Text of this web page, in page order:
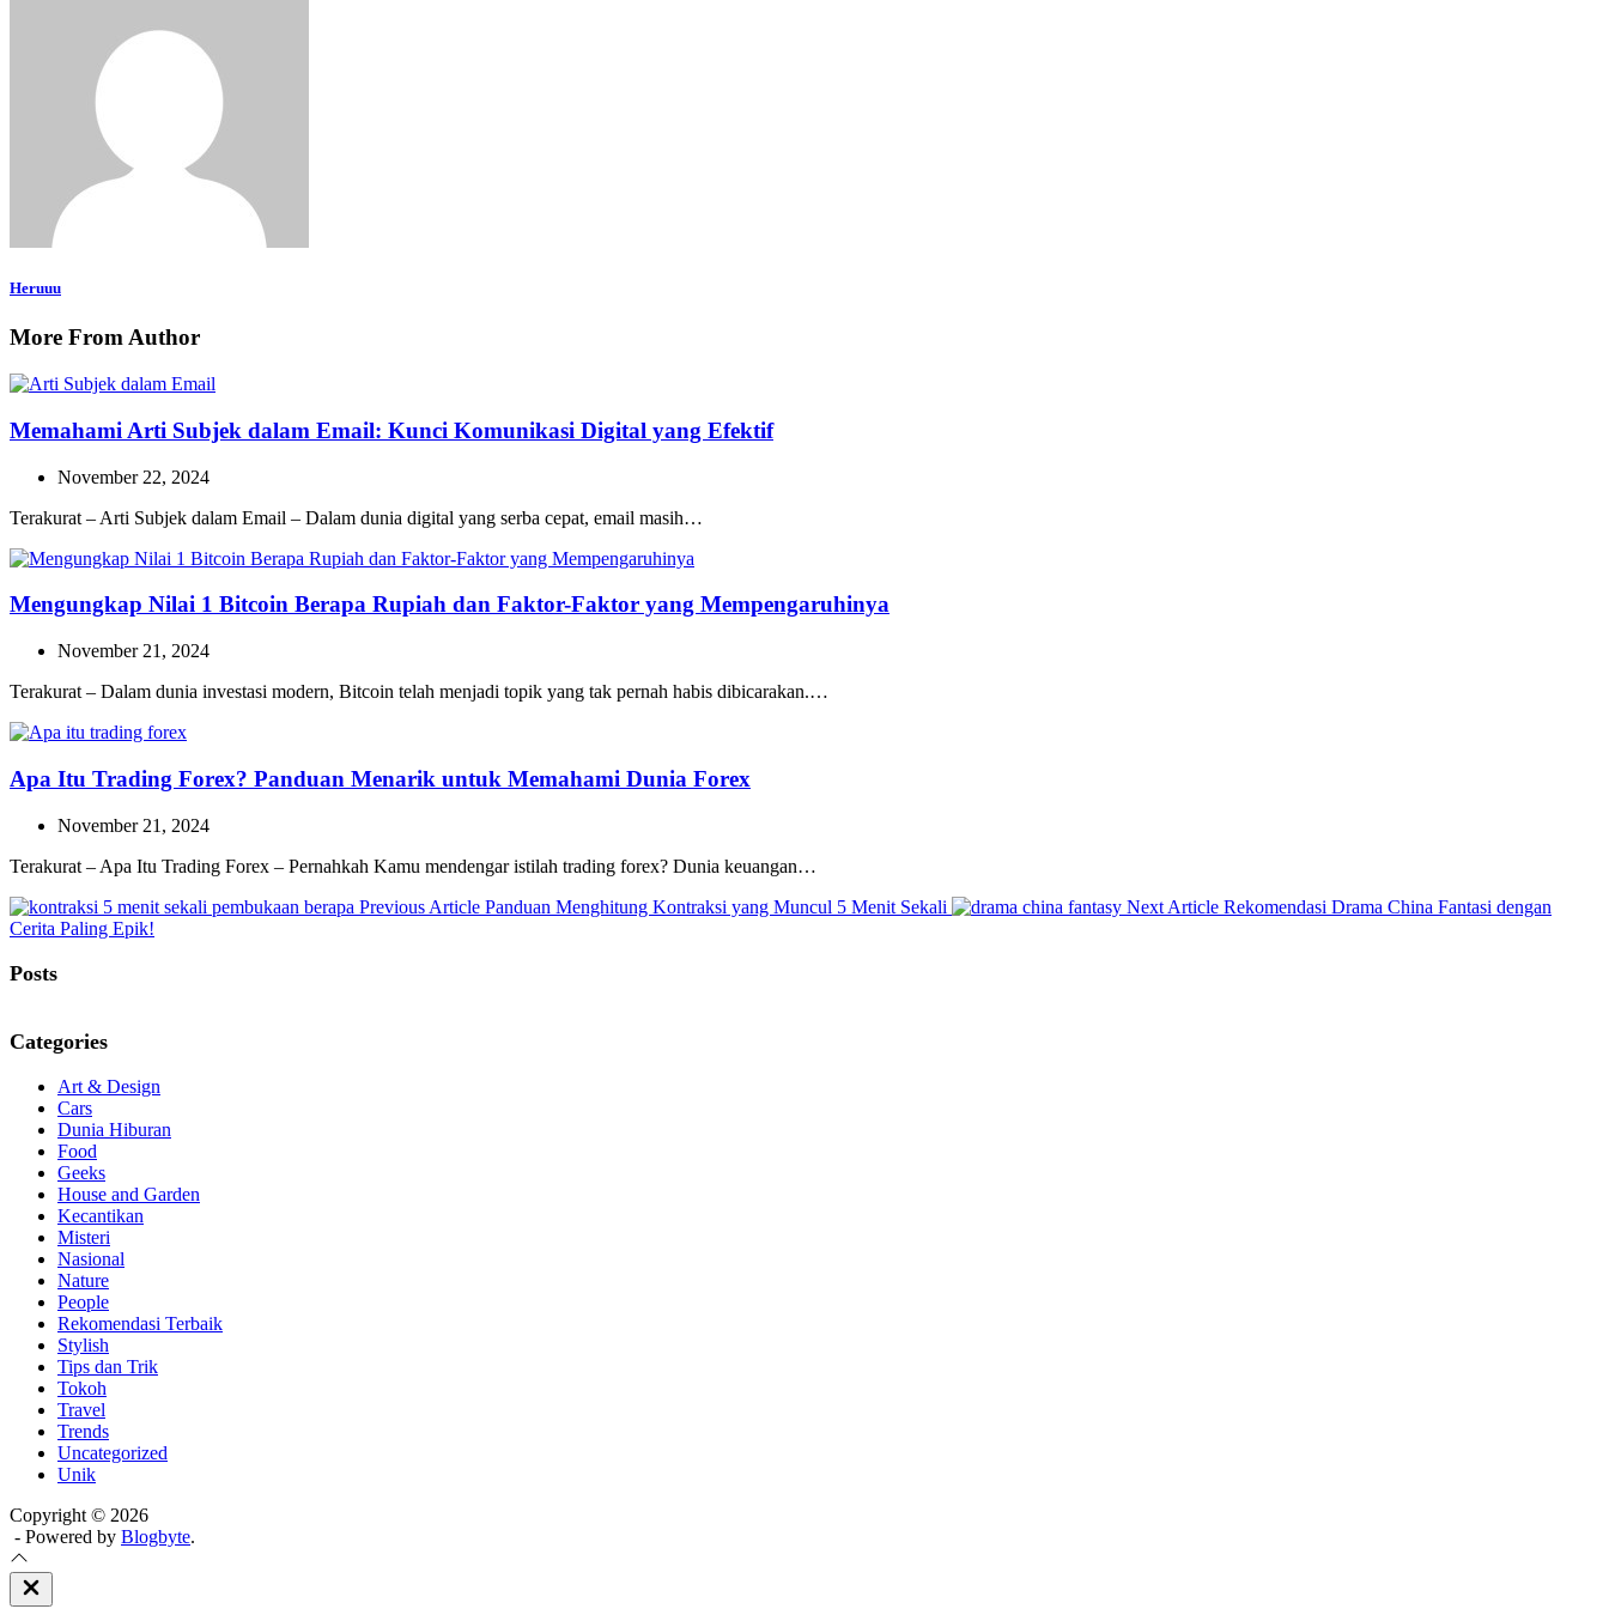
Heruuu
More From Author
Memahami Arti Subjek dalam Email: Kunci Komunikasi Digital yang Efektif
November 22, 2024
Terakurat – Arti Subjek dalam Email – Dalam dunia digital yang serba cepat, email masih…
Mengungkap Nilai 1 Bitcoin Berapa Rupiah dan Faktor-Faktor yang Mempengaruhinya
November 21, 2024
Terakurat – Dalam dunia investasi modern, Bitcoin telah menjadi topik yang tak pernah habis dibicarakan.…
Apa Itu Trading Forex? Panduan Menarik untuk Memahami Dunia Forex
November 21, 2024
Terakurat – Apa Itu Trading Forex – Pernahkah Kamu mendengar istilah trading forex? Dunia keuangan…
Previous Article Previous
Panduan Menghitung Kontraksi yang Muncul 5 Menit Sekali Next Article Next
Rekomendasi Drama China Fantasi dengan
Cerita Paling Epik!
Posts
Categories
Art & Design
Cars
Dunia Hiburan
Food
Geeks
House and Garden
Kecantikan
Misteri
Nasional
Nature
People
Rekomendasi Terbaik
Stylish
Tips dan Trik
Tokoh
Travel
Trends
Uncategorized
Unik
Copyright © 2026
- Powered by Blogbyte.
Close
Off